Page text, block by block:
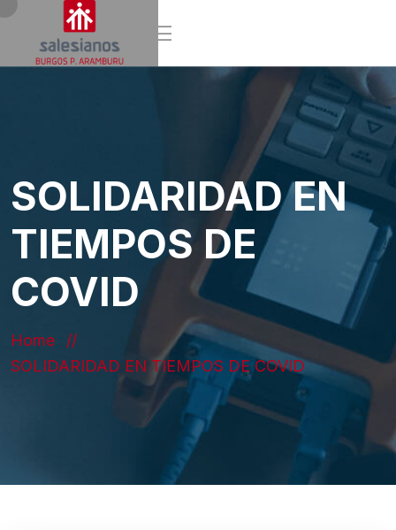
SOLIDARIDAD EN
TIEMPOS DE
COVID
Home
SOLIDARIDAD EN TIEMPOS DE COVID